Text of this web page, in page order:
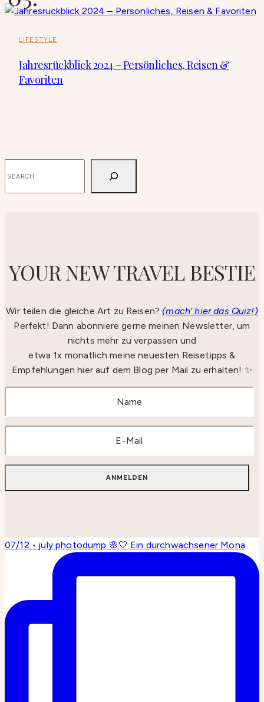
LIFESTYLE
Jahresrückblick 2024 – Persönliches, Reisen &
Favoriten
YOUR NEW TRAVEL BESTIE
Wir teilen die gleiche Art zu Reisen? (mach‘ hier das Quiz!)
Perfekt! Dann abonniere gerne meinen Newsletter, um
nichts mehr zu verpassen und
etwa 1x monatlich meine neuesten Reisetipps &
Empfehlungen hier auf dem Blog per Mail zu erhalten! ✨
07/12 • july photodump 🌸🤍 Ein durchwachsener Mona